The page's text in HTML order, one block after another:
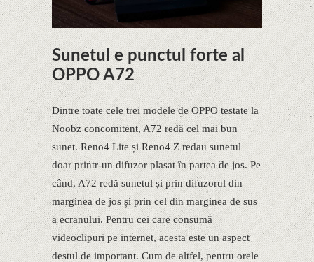
Sunetul e punctul forte al
OPPO A72
Dintre toate cele trei modele de OPPO testate la
Noobz concomitent, A72 redă cel mai bun
sunet. Reno4 Lite și Reno4 Z redau sunetul
doar printr-un difuzor plasat în partea de jos. Pe
când, A72 redă sunetul și prin difuzorul din
marginea de jos și prin cel din marginea de sus
a ecranului. Pentru cei care consumă
videoclipuri pe internet, acesta este un aspect
destul de important. Cum de altfel, pentru orele